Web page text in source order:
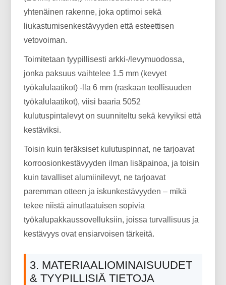
yhtenäinen rakenne, joka optimoi sekä
liukastumisenkestävyyden että esteettisen
vetovoiman.
Toimitetaan tyypillisesti arkki-/levymuodossa,
jonka paksuus vaihtelee 1.5 mm (kevyet
työkalulaatikot) -lla 6 mm (raskaan teollisuuden
työkalulaatikot), viisi baaria 5052
kulutuspintalevyt on suunniteltu sekä kevyiksi että
kestäviksi.
Toisin kuin teräksiset kulutuspinnat, ne tarjoavat
korroosionkestävyyden ilman lisäpainoa, ja toisin
kuin tavalliset alumiinilevyt, ne tarjoavat
paremman otteen ja iskunkestävyyden – mikä
tekee niistä ainutlaatuisen sopivia
työkalupakkaussovelluksiin, joissa turvallisuus ja
kestävyys ovat ensiarvoisen tärkeitä.
3. MATERIAALIOMINAISUUDET
& TYYPILLISIÄ TIETOJA